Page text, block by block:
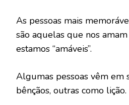
As pessoas mais
são aquelas que nos
estamos “amáveis”.
Algumas pessoas vêm em
bênçãos, outras como lição.